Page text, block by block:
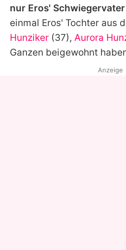
nur Eros'
einmal Eros' Tochter aus
Hunziker (37), Aurora
Ganzen beigewohnt
Anzeige